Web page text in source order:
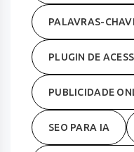
PALAVRAS-
PLUGIN DE
PUBLICIDADE
SEO PARA IA